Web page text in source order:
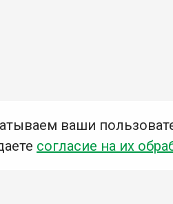
ваши
согласие на их